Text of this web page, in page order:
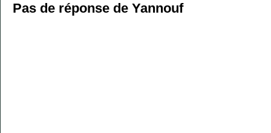
Pas de réponse de Yannouf